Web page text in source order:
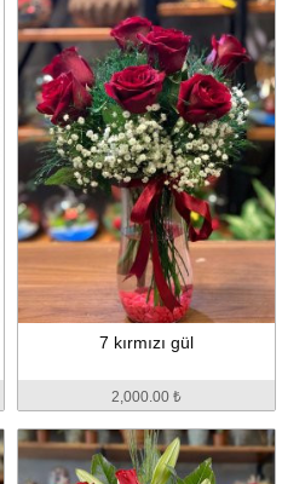
7 kırmızı gül
2,000.00 ₺